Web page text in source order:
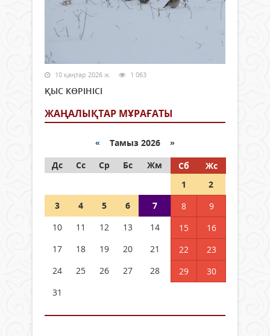
10 қаңтар 2026 ж. 1 063
ҚЫС КӨРІНІСІ
ЖАҢАЛЫҚТАР МҰРАҒАТЫ
« Тамыз 2026 »
Дс
Сс Ср Бс Жм Сб
Жс
1
2
3
4 5 6 7 8
9
10
11 12 13 14 15
16
17
18 19 20 21 22
23
24
25 26 27 28 29
30
31